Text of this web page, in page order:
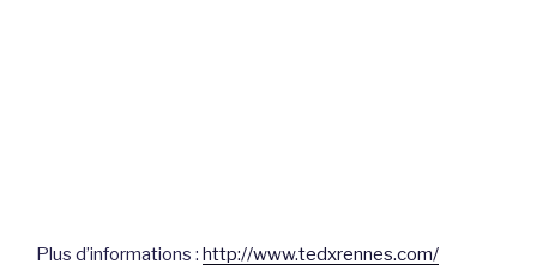
Plus d’informations : http://www.tedxrennes.com/